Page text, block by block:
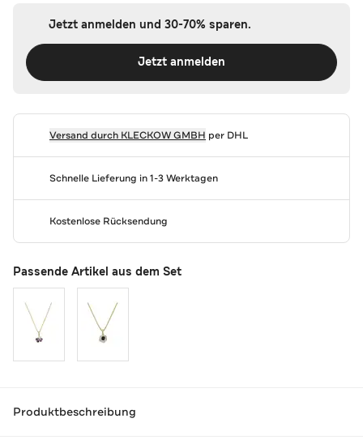
Jetzt anmelden und 30-70% sparen.
Jetzt anmelden
Versand durch KLECKOW GMBH per DHL
Schnelle Lieferung in 1-3 Werktagen
Kostenlose Rücksendung
Passende Artikel aus dem Set
Produktbeschreibung